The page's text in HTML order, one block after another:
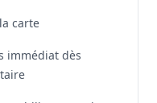
carte
immédiat dès